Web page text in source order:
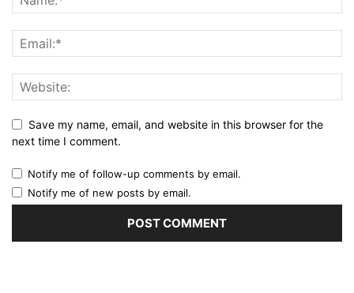
Save my name, email, and website in this browser for the
next time I comment.
Notify me of follow-up comments by email.
Notify me of new posts by email.